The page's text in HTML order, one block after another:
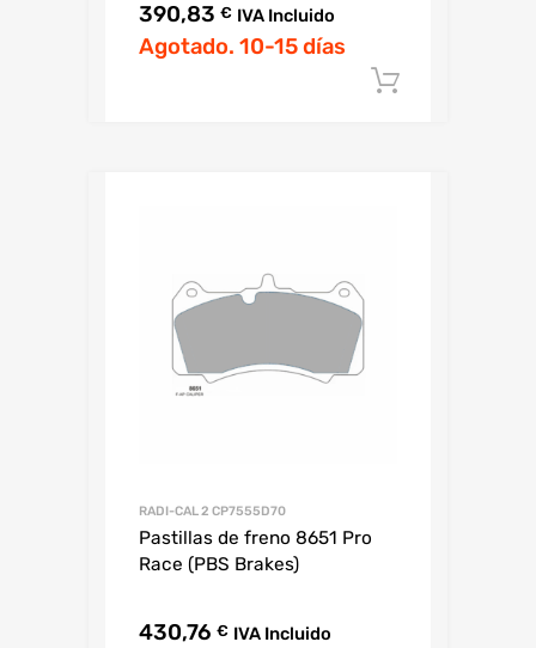
390,83 € IVA Incluido
Agotado. 10-15 días
RADI-CAL 2 CP7555D70
Pastillas de freno 8651 Pro
Race (PBS Brakes)
430,76 € IVA Incluido